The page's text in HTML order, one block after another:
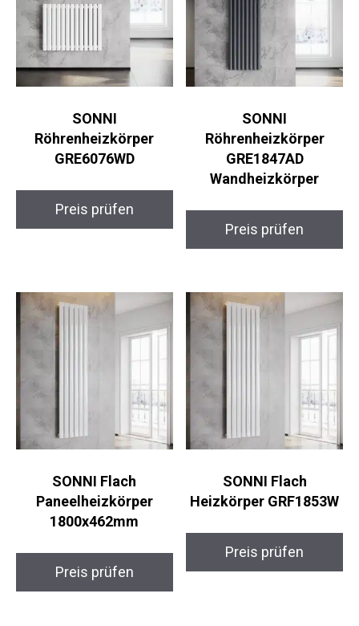
SONNI
Röhrenheizkörper
GRE6076WD
Preis prüfen
SONNI
Röhrenheizkörper
GRE1847AD
Wandheizkörper
Preis prüfen
SONNI Flach
Paneelheizkörper
1800x462mm
Preis prüfen
SONNI Flach
Heizkörper GRF1853W
Preis prüfen